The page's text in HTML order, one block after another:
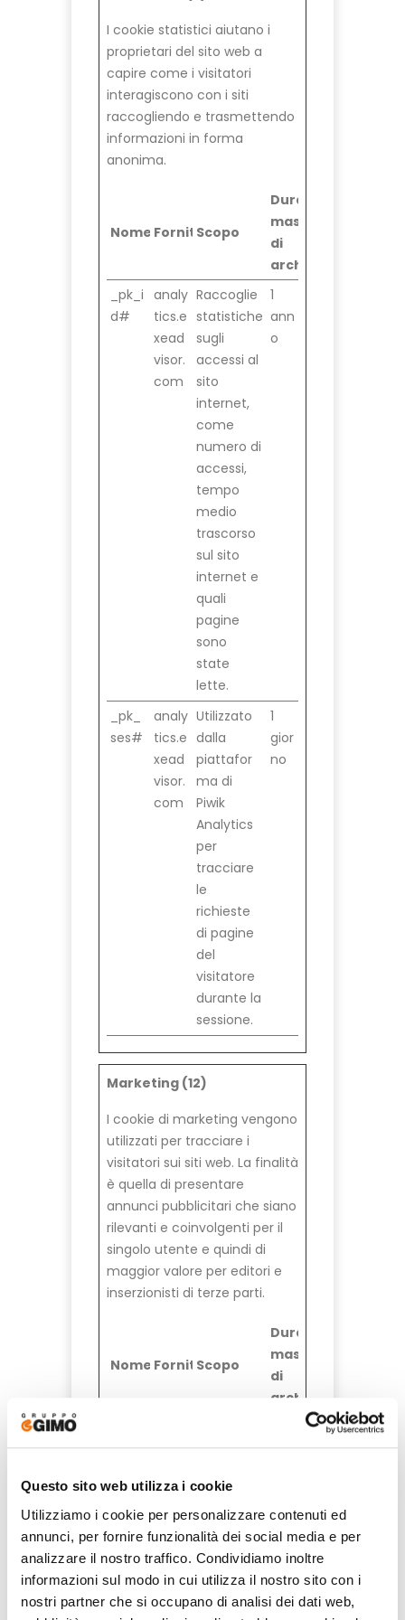
Questo sito web utilizza i cookie
Utilizziamo i cookie per personalizzare contenuti ed
annunci, per fornire funzionalità dei social media e per
analizzare il nostro traffico. Condividiamo inoltre
informazioni sul modo in cui utilizza il nostro sito con i
nostri partner che si occupano di analisi dei dati web,
I cookie statistici aiutano i
proprietari del sito web a
capire come i visitatori
interagiscono con i siti
raccogliendo e trasmettendo
informazioni in forma
anonima.
Nome FornitoreScopo
Durata
massima
di
archiviazione
_pk_i
d#
analy
tics.e
xead
visor.
com
Raccoglie
statistiche
sugli
accessi al
sito
internet,
come
numero di
accessi,
tempo
medio
trascorso
sul sito
internet e
quali
pagine
sono
state
lette.
1
ann
o
_pk_
ses#
analy
tics.e
xead
visor.
com
Utilizzato
dalla
piattafor
ma di
Piwik
Analytics
per
tracciare
le
richieste
di pagine
del
visitatore
durante la
sessione.
1
gior
no
Marketing (12)
I cookie di marketing vengono
utilizzati per tracciare i
visitatori sui siti web. La finalità
è quella di presentare
annunci pubblicitari che siano
rilevanti e coinvolgenti per il
singolo utente e quindi di
maggior valore per editori e
inserzionisti di terze parti.
Nome FornitoreScopo
Durata
massima
di
archiviazione
cure-
OUT_
TOKE
N
ube
per
l'interazio
ne
dell'utent
e con i
contenuti
incorporat
gior